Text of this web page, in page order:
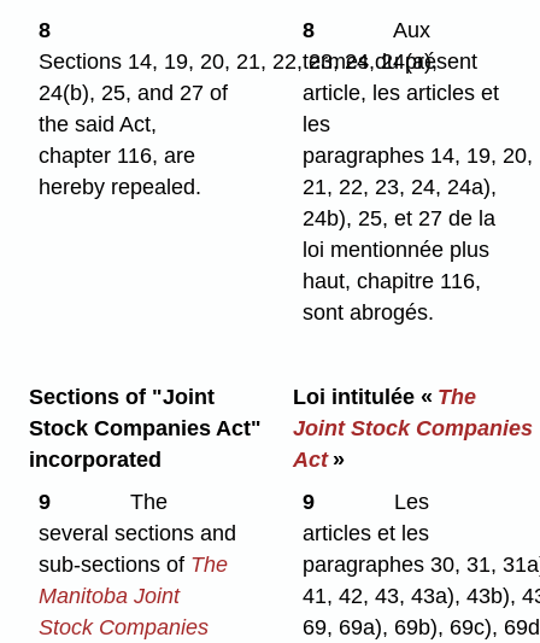
8
Sections 14, 19, 20, 21, 22, 23, 24, 24(a),
24(b), 25, and 27 of
the said Act,
chapter 116, are
hereby repealed.
8
Aux
termes du présent
article, les articles et
les
paragraphes 14, 19, 20,
21, 22, 23, 24, 24a),
24b), 25, et 27 de la
loi mentionnée plus
haut, chapitre 116,
sont abrogés.
Sections of "Joint
Stock Companies Act"
incorporated
9
The
several sections and
sub-sections of The
Manitoba Joint
Stock Companies
Loi intitulée « The
Joint Stock Companies
Act»
9
Les
articles et les
paragraphes 30, 31,
41, 42, 43, 43a), 43b),
69, 69a), 69b), 69c),